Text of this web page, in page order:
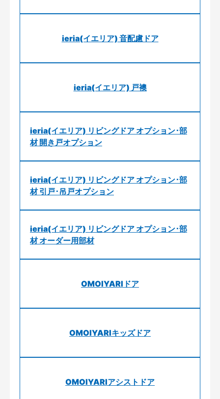
ieria(イエリア) 音配慮ドア
ieria(イエリア) 戸襖
ieria(イエリア) リビングドア オプション･部
材 開き戸オプション
ieria(イエリア) リビングドア オプション･部
材 引戸･吊戸オプション
ieria(イエリア) リビングドア オプション･部
材 オーダー用部材
OMOIYARIドア
OMOIYARIキッズドア
OMOIYARIアシストドア